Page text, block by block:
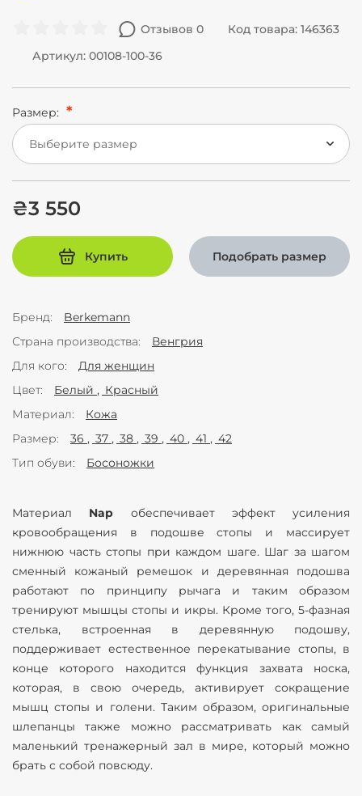
Отзывов 0
Код товара: 146363
Артикул: 00108-100-36
Размер:
Выберите размер
₴3 550
Купить Подобрать размер
Бренд
Berkemann
Страна производства
Венгрия
Для кого
Для женщин
Цвет
Белый
Красный
Материал
Кожа
Размер
36 37 38 39 40 41
42
Тип обуви
Босоножки
Материал Nap обеспечивает эффект усиления
кровообращения в подошве стопы и массирует
нижнюю часть стопы при каждом шаге. Шаг за шагом
сменный кожаный ремешок и деревянная подошва
работают по принципу рычага и таким образом
тренируют мышцы стопы и икры. Кроме того, 5-фазная
стелька, встроенная в деревянную подошву,
поддерживает естественное перекатывание стопы, в
конце которого находится функция захвата носка,
которая, в свою очередь, активирует сокращение
мышц стопы и голени. Таким образом, оригинальные
шлепанцы также можно рассматривать как самый
маленький тренажерный зал в мире, который можно
брать с собой повсюду.